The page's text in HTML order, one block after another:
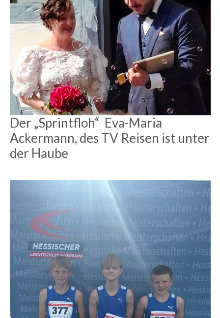
Der „Sprintfloh“ Eva-Maria
Ackermann, des TV Reisen ist unter
der Haube